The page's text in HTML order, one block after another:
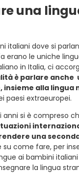
una
italiani dove si
erano le uniche
in Italia, ci
è parlare anche
insieme alla lingua
paesi extraeuropei.
anni si è compreso
una
come fare, per
ai bambini
la lingua